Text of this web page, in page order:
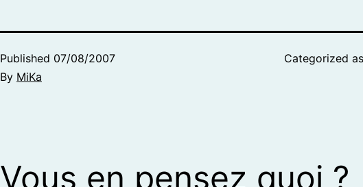
Published 07/08/2007
By MiKa
Categorized as
Vous en pensez quoi ?